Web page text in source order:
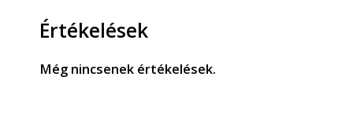
Értékelések
Még nincsenek értékelések.